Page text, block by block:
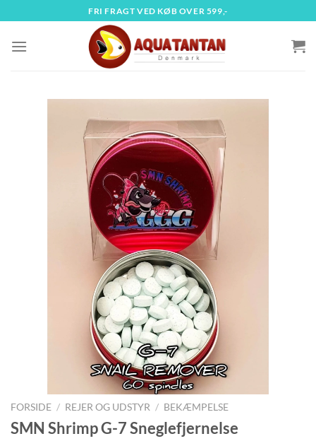
til
indhold
FRI FRAGT VED KØB OVER 599,-
FORSIDE / REJER OG UDSTYR / BEKÆMPELSE
SMN Shrimp G-7 Sneglefjernelse